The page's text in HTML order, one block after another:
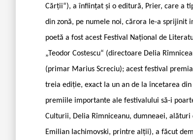
Cărții“), a înființat și o editură, Prier, care a
din zonă, pe numele noi, cărora le-a
poetă a fost acest Festival Național de
„Teodor Costescu“ (directoare Delia
(primar Marius Screciu); acest festival
treia ediție, exact la un an de la încetarea
premiile importante ale festivalului să-i
Culturii, Delia Rîmniceanu, dumneaei,
Emilian Iachimovski, printre alții), a făcut